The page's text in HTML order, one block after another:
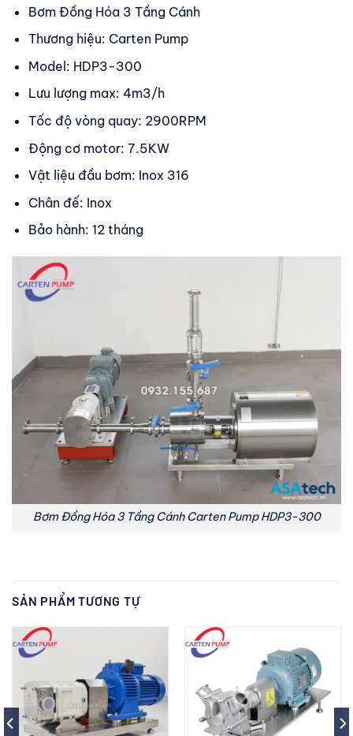
Bơm Đồng Hóa 3 Tầng Cánh
Thương hiệu: Carten Pump
Model: HDP3-300
Lưu lượng max: 4m3/h
Tốc độ vòng quay: 2900RPM
Động cơ motor: 7.5KW
Vật liệu đầu bơm: Inox 316
Chân đế: Inox
Bảo hành: 12 tháng
Bơm Đồng Hóa 3 Tầng Cánh Carten Pump HDP3-300
SẢN PHẨM TƯƠNG TỰ